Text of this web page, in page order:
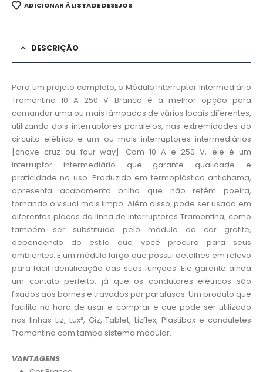
ADICIONAR À LISTA DE DESEJOS
DESCRIÇÃO
Para um projeto completo, o Módulo Interruptor Intermediário
Tramontina 10 A 250 V Branco é a melhor opção para
comandar uma ou mais lâmpadas de vários locais diferentes,
utilizando dois interruptores paralelos, nas extremidades do
circuito elétrico e um ou mais interruptores intermediários
[chave cruz ou four-way]. Com 10 A e 250 V, ele é um
interruptor intermediário que garante qualidade e
praticidade no uso. Produzido em termoplástico antichama,
apresenta acabamento brilho que não retém poeira,
tornando o visual mais limpo. Além disso, pode ser usado em
diferentes placas da linha de interruptores Tramontina, como
também ser substituído pelo módulo da cor grafite,
dependendo do estilo que você procura para seus
ambientes. É um módulo largo que possui detalhes em relevo
para fácil identificação das suas funções. Ele garante ainda
um contato perfeito, já que os condutores elétricos são
fixados aos bornes e travados por parafusos. Um produto que
facilita na hora de usar e comprar e que pode ser utilizado
nas linhas Liz, Lux², Giz, Tablet, Lizflex, Plastibox e conduletes
Tramontina com tampa sistema modular.
VANTAGENS